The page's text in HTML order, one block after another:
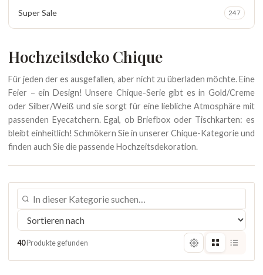
Super Sale 247
Hochzeitsdeko Chique
Für jeden der es ausgefallen, aber nicht zu überladen möchte. Eine
Feier – ein Design! Unsere Chique-Serie gibt es in Gold/Creme
oder Silber/Weiß und sie sorgt für eine liebliche Atmosphäre mit
passenden Eyecatchern. Egal, ob Briefbox oder Tischkarten: es
bleibt einheitlich! Schmökern Sie in unserer Chique-Kategorie und
finden auch Sie die passende Hochzeitsdekoration.
40Produkte gefunden